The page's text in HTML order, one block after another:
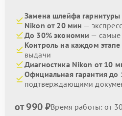
Замена шлейфа
Nikon от 20 мин —
До 30% экономии — самые
Контроль на каждом этапе
выдачи
Диагностика Nikon от 10
Официальная гарантия до
подтверждающими
от 990 ₽Время работы: от